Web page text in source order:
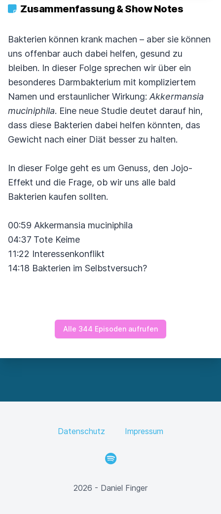
Zusammenfassung & Show Notes
Bakterien können krank machen – aber sie können
uns offenbar auch dabei helfen, gesund zu
bleiben. In dieser Folge sprechen wir über ein
besonderes Darmbakterium mit kompliziertem
Namen und erstaunlicher Wirkung: Akkermansia
muciniphila. Eine neue Studie deutet darauf hin,
dass diese Bakterien dabei helfen könnten, das
Gewicht nach einer Diät besser zu halten.
In dieser Folge geht es um Genuss, den Jojo-
Effekt und die Frage, ob wir uns alle bald
Bakterien kaufen sollten.
00:59 Akkermansia muciniphila
04:37 Tote Keime
11:22 Interessenkonflikt
14:18 Bakterien im Selbstversuch?
Alle 344 Episoden aufrufen
Datenschutz Impressum
Spotify
2026 - Daniel Finger